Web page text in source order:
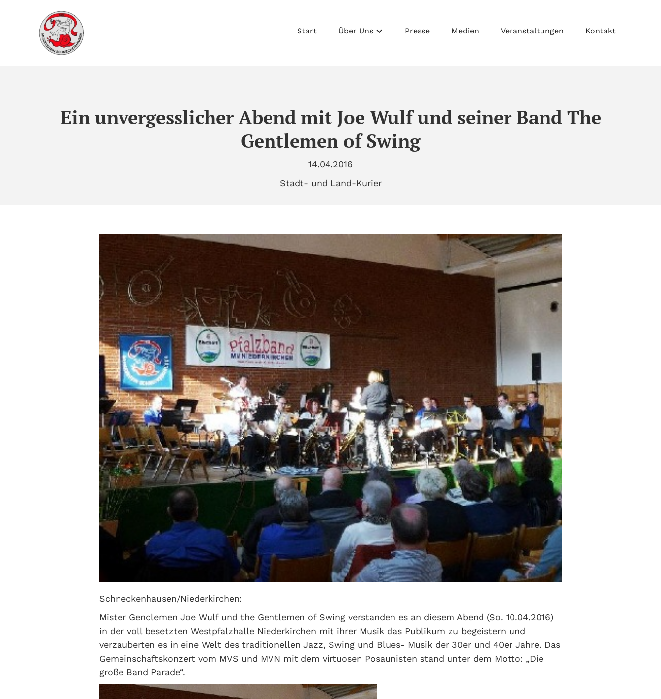
Start Über Uns Presse Medien Veranstaltungen Kontakt
Ein unvergesslicher Abend mit Joe Wulf und seiner Band The
Gentlemen of Swing
14.04.2016
Stadt- und Land-Kurier
Schneckenhausen/Niederkirchen:
Mister Gendlemen Joe Wulf und the Gentlemen of Swing verstanden es an diesem Abend (So. 10.04.2016)
in der voll besetzten Westpfalzhalle Niederkirchen mit ihrer Musik das Publikum zu begeistern und
verzauberten es in eine Welt des traditionellen Jazz, Swing und Blues- Musik der 30er und 40er Jahre. Das
Gemeinschaftskonzert vom MVS und MVN mit dem virtuosen Posaunisten stand unter dem Motto: „Die
große Band Parade“.